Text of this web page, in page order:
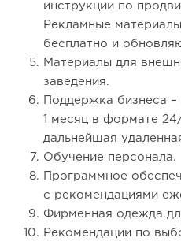
инструкции по
Рекламные
бесплатно и
Материалы для
заведения.
Поддержка бизнеса
1 месяц в формате
дальнейшая
Обучение персонала.
Программное
с рекомендациями
Фирменная одежда
Рекомендации по